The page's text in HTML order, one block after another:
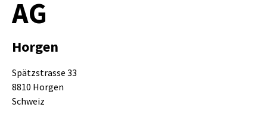
AG
Horgen
Spätzstrasse 33
8810 Horgen
Schweiz